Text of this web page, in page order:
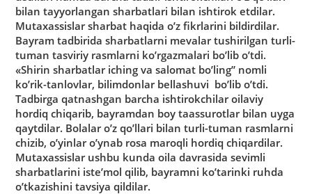
bilan tayyorlangan sharbatlari bilan ishtirok etdilar.
Mutaxassislar sharbat haqida o’z fikrlarini bildirdilar.
Bayram tadbirida sharbatlarni mevalar tushirilgan turli-
tuman tasviriy rasmlarni ko’rgazmalari bo’lib o’tdi.
«Shirin sharbatlar iching va salomat bo’ling” nomli
ko’rik-tanlovlar, bilimdonlar bellashuvi bo’lib o’tdi.
Tadbirga qatnashgan barcha ishtirokchilar oilaviy
hordiq chiqarib, bayramdan boy taassurotlar bilan uyga
qaytdilar. Bolalar o’z qo’llari bilan turli-tuman rasmlarni
chizib, o’yinlar o’ynab rosa maroqli hordiq chiqardilar.
Mutaxassislar ushbu kunda oila davrasida sevimli
sharbatlarini iste’mol qilib, bayramni ko’tarinki ruhda
o’tkazishini tavsiya qildilar.